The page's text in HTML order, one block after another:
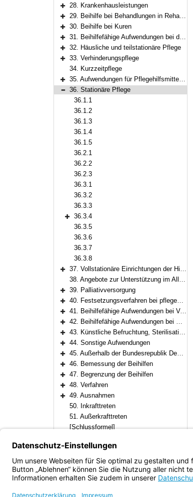
Bereich erweitern
28. Krankenhausleistungen
Bereich erweitern
29. Beihilfe bei Behandlungen in Rehabilitationseinrichtungen
Bereich erweitern
30. Beihilfe bei Kuren
Bereich erweitern
31. Beihilfefähige Aufwendungen bei dauernder Pflegebedürftigkeit
Bereich erweitern
32. Häusliche und teilstationäre Pflege
Bereich erweitern
33. Verhinderungspflege
34. Kurzzeitpflege
Bereich erweitern
35. Aufwendungen für Pflegehilfsmittel sowie für Maßnahmen zur Verbesserung des individuellen Wohnumfelds
Bereich reduzieren
36. Stationäre Pflege
36.1.1
36.1.2
36.1.3
36.1.4
36.1.5
36.2.1
36.2.2
36.2.3
36.3.1
36.3.2
36.3.3
Bereich erweitern
36.3.4
36.3.5
36.3.6
36.3.7
36.3.8
Bereich erweitern
37. Vollstationäre Einrichtungen der Hilfe für Menschen mit Behinderung
38. Angebote zur Unterstützung im Alltag, Entlastungsbetrag
Bereich erweitern
39. Palliativversorgung
Bereich erweitern
40. Festsetzungsverfahren bei pflegebedingten Aufwendungen
Bereich erweitern
41. Beihilfefähige Aufwendungen bei Vorsorgemaßnahmen
Bereich erweitern
42. Beihilfefähige Aufwendungen bei Geburt
Bereich erweitern
43. Künstliche Befruchtung, Sterilisation, Kontrazeption
Bereich erweitern
44. Sonstige Aufwendungen
Bereich erweitern
45. Außerhalb der Bundesrepublik Deutschland entstandene Aufwendungen
Bereich erweitern
46. Bemessung der Beihilfen
Bereich erweitern
47. Begrenzung der Beihilfen
Bereich erweitern
48. Verfahren
Bereich erweitern
49. Ausnahmen
50. Inkrafttreten
51. Außerkrafttreten
[Schlussformel]
Bayern.de
Barrierefreiheit